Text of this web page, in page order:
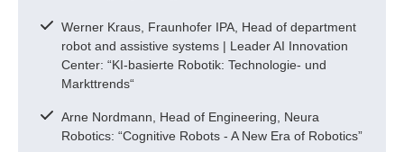
Werner Kraus, Fraunhofer IPA, Head of department
robot and assistive systems | Leader AI Innovation
Center: “KI-basierte Robotik: Technologie- und
Markttrends“
Arne Nordmann, Head of Engineering, Neura
Robotics: “Cognitive Robots - A New Era of Robotics”